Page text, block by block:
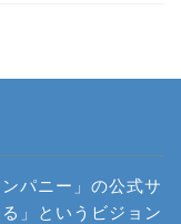
パニー」の公式サ
」というビジョン